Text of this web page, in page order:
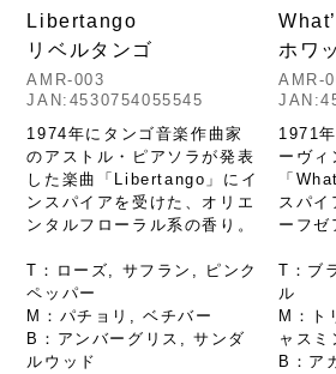
Libertango
リベルタンゴ
AMR-003
JAN:4530754055545
1974年にタンゴ音楽作曲家
のアストル・ピアソラが発表
した楽曲「Libertango」にイ
ンスパイアを受けた、オリエ
ンタルフローラル系の香り。
T：ローズ, サフラン, ピンク
ペッパー
M：パチョリ, ベチバー
B：アンバーグリス, サンダ
ルウッド
ホワ
AMR-
1971
ーヴィ
「
スパイ
ーフゼ
T：ブ
ル
M：ト
ャスミ
B：ア